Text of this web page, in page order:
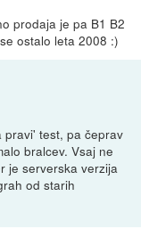
prodaja je pa B1 B2
ostalo leta 2008 :)
pravi' test, pa čeprav
bralcev. Vsaj ne
je serverska verzija
od starih